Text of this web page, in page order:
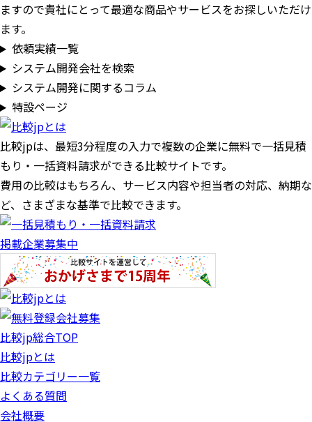
ますので貴社にとって最適な商品やサービスをお探しいただけ
ます。
依頼実績一覧
システム開発会社を検索
システム開発に関するコラム
特設ページ
比較jpは、 最短3分程度の入力で複数の企業に無料で一括見積
もり・一括資料請求ができる比較サイトです。
費用の比較はもちろん、サービス内容や担当者の対応、納期な
ど、さまざまな基準で比較できます。
掲載企業募集中
比較jp総合TOP
比較jpとは
比較カテゴリー一覧
よくある質問
会社概要